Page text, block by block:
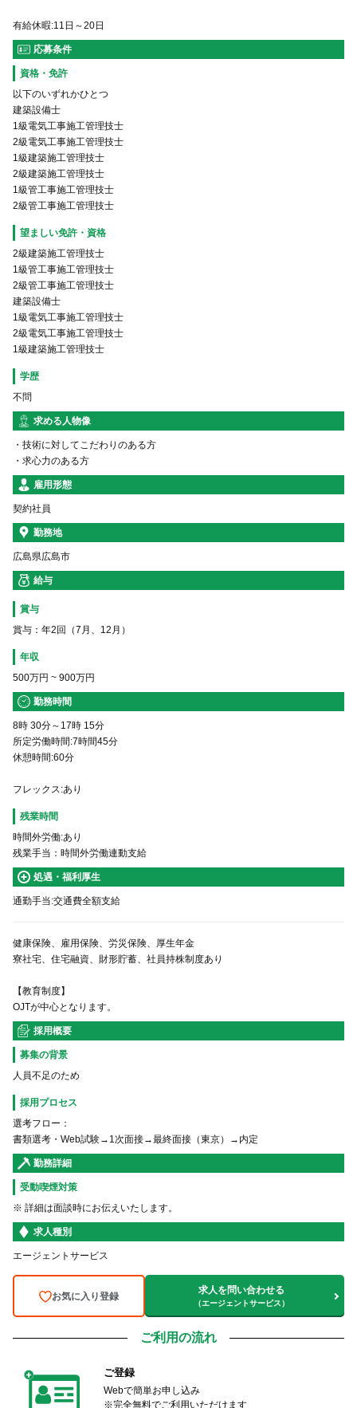
有給休暇:11日～20日
応募条件
資格・免許
以下のいずれかひとつ
建築設備士
1級電気工事施工管理技士
2級電気工事施工管理技士
1級建築施工管理技士
2級建築施工管理技士
1級管工事施工管理技士
2級管工事施工管理技士
望ましい免許・資格
2級建築施工管理技士
1級管工事施工管理技士
2級管工事施工管理技士
建築設備士
1級電気工事施工管理技士
2級電気工事施工管理技士
1級建築施工管理技士
学歴
不問
求める人物像
・技術に対してこだわりのある方
・求心力のある方
雇用形態
契約社員
勤務地
広島県広島市
給与
賞与
賞与：年2回（7月、12月）
年収
500万円 ~ 900万円
勤務時間
8時 30分～17時 15分
所定労働時間:7時間45分
休憩時間:60分
フレックス:あり
残業時間
時間外労働:あり
残業手当：時間外労働連動支給
処遇・福利厚生
通勤手当:交通費全額支給
健康保険、雇用保険、労災保険、厚生年金
寮社宅、住宅融資、財形貯蓄、社員持株制度あり
【教育制度】
OJTが中心となります。
採用概要
募集の背景
人員不足のため
採用プロセス
選考フロー：
書類選考・Web試験→1次面接→最終面接（東京）→内定
勤務詳細
受動喫煙対策
※ 詳細は面談時にお伝えいたします。
求人種別
エージェントサービス
お気に入り登録
求人を問い合わせる
（エージェントサービス）
ご利用の流れ
ご登録
Webで簡単お申し込み
※完全無料でご利用いただけます